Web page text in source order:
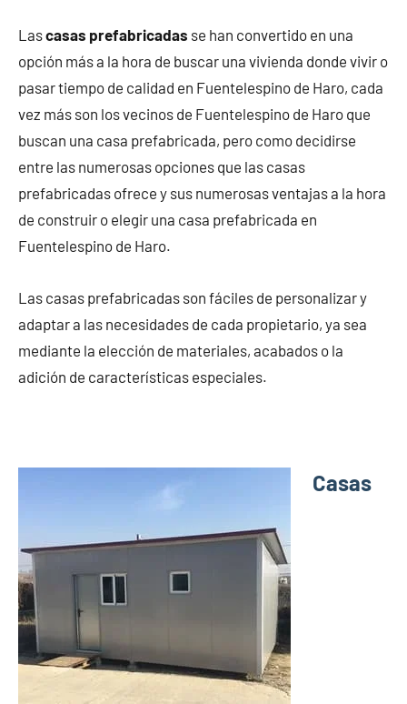
Lascasas prefabricadas se han convertido en una
opción más a la hora de buscar una vivienda donde vivir o
pasar tiempo de calidad en Fuentelespino de Haro, cada
vez más son los vecinos de Fuentelespino de Haro que
buscan una casa prefabricada, pero como decidirse
entre las numerosas opciones que las casas
prefabricadas ofrece y sus numerosas ventajas a la hora
de construir o elegir una casa prefabricada en
Fuentelespino de Haro.
Las casas prefabricadas son fáciles de personalizar y
adaptar a las necesidades de cada propietario, ya sea
mediante la elección de materiales, acabados o la
adición de características especiales.
Casas